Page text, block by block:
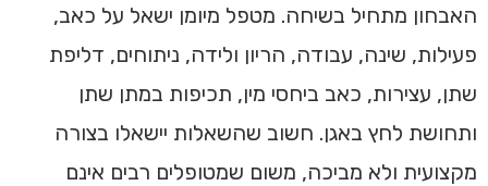
האבחון מתחיל בשיחה. מטפל מיומן ישאל על כאב,
פעילות, שינה, עבודה, הריון ולידה, ניתוחים, דליפת
שתן, עצירות, כאב ביחסי מין, תכיפות במתן שתן
ותחושת לחץ באגן. חשוב שהשאלות יישאלו בצורה
מקצועית ולא מביכה, משום שמטופלים רבים אינם